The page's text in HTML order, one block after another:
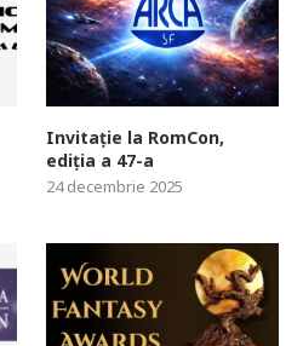
Invitație la RomCon,
ediția a 47-a
24 decembrie 2025